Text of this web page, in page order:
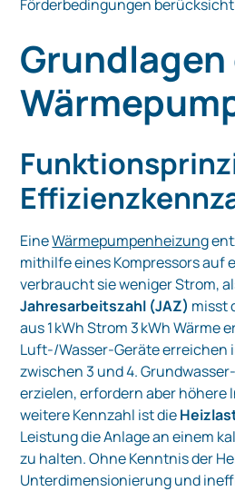
Förderbedingungen
Grundlagen
EineWärmepumpenheizung
mithilfe eines Kompressors auf
verbraucht sie weniger Strom,
Jahresarbeitszahl (JAZ) misst
aus 1 kWh Strom 3 kWh Wärme
Luft‑/Wasser‑Geräte erreichen
zwischen 3 und 4.
erzielen, erfordern aber
weitere Kennzahl ist die
Leistung die Anlage an einem
zu halten. Ohne Kenntnis der
Unterdimensionierung und